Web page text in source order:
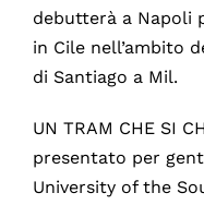
debutterà a Napoli
in Cile nell’ambito
di Santiago a Mil.
UN TRAM CHE SI
presentato per
University of the